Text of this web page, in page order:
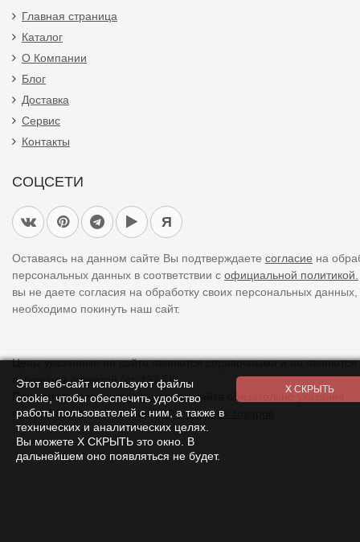
Главная страница
Каталог
О Компании
Блог
Доставка
Сервис
Контакты
СОЦСЕТИ
Я
Оставаясь на данном сайте Вы подтверждаете согласие на
персональных данных в соответствии с официальной политикой.
вы не даете согласия на обработку своих персональных
необходимо покинуть наш сайт.
Цены указанные на сайте являются справочными и не являются
публичной офертой (ст. 437 ГК).
При использованииматериаловс сайта обязательно указание
прямой ссылки на источник.Список всех товаров
Этот веб-сайт используют файлы
cookie, чтобы обеспечить удобство
работы пользователей с ним, а также в
технических и аналитических целях.
Вы можете Х СКРЫТЬ это окно. В
дальнейшем оно появляться не будет.